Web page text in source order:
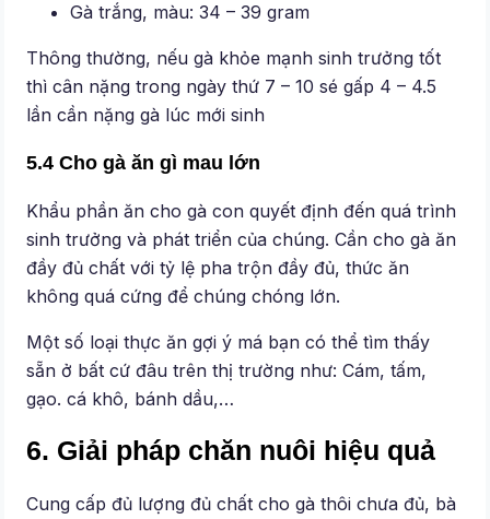
Gà trắng, màu: 34 – 39 gram
Thông thường, nếu gà khỏe mạnh sinh trưởng tốt
thì cân nặng trong ngày thứ 7 – 10 sé gấp 4 – 4.5
lần cần nặng gà lúc mới sinh
5.4 Cho gà ăn gì mau lớn
Khẩu phần ăn cho gà con quyết định đến quá trình
sinh trưởng và phát triển của chúng. Cần cho gà ăn
đầy đủ chất với tỷ lệ pha trộn đầy đủ, thức ăn
không quá cứng để chúng chóng lớn.
Một số loại thực ăn gợi ý má bạn có thể tìm thấy
sẵn ở bất cứ đâu trên thị trường như: Cám, tấm,
gạo. cá khô, bánh dầu,…
6. Giải pháp chăn nuôi hiệu quả
Cung cấp đủ lượng đủ chất cho gà thôi chưa đủ, bà